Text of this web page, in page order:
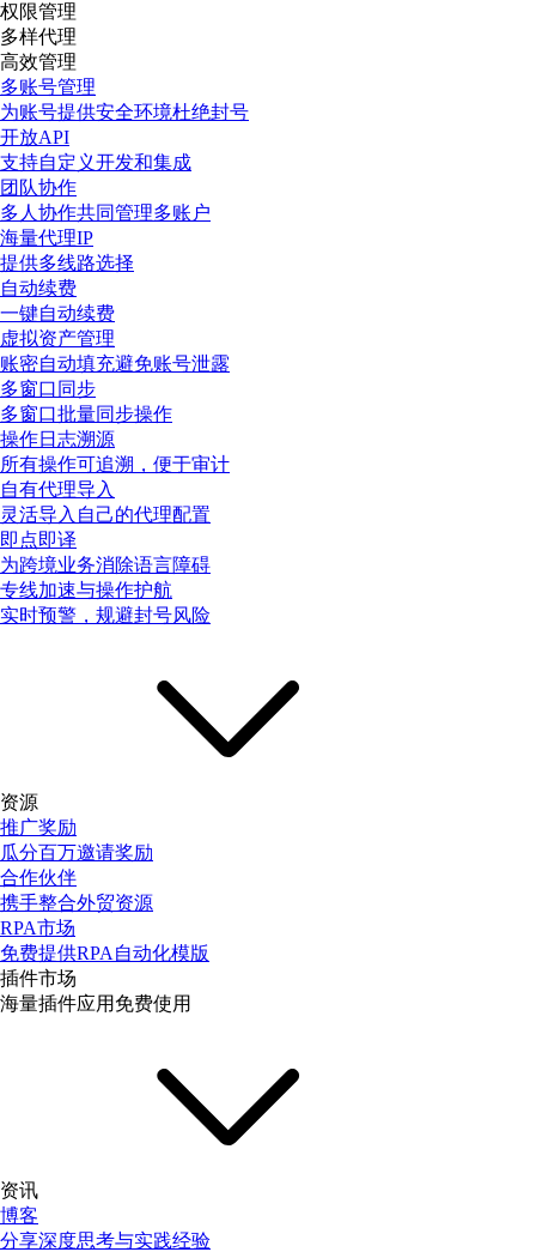
权限管理
多样代理
高效管理
多账号管理
为账号提供安全环境杜绝封号
开放API
支持自定义开发和集成
团队协作
多人协作共同管理多账户
海量代理IP
提供多线路选择
自动续费
一键自动续费
虚拟资产管理
账密自动填充避免账号泄露
多窗口同步
多窗口批量同步操作
操作日志溯源
所有操作可追溯，便于审计
自有代理导入
灵活导入自己的代理配置
即点即译
为跨境业务消除语言障碍
专线加速与操作护航
实时预警，规避封号风险
资源
推广奖励
瓜分百万邀请奖励
合作伙伴
携手整合外贸资源
RPA市场
免费提供RPA自动化模版
插件市场
海量插件应用免费使用
资讯
博客
分享深度思考与实践经验